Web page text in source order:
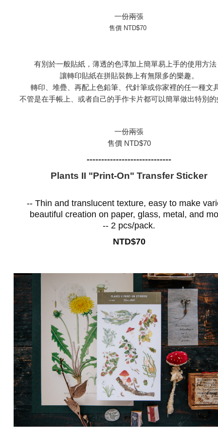
一份兩張
售價 NTD$70
有別於一般貼紙，薄透的色澤加上簡單易上手的使用方法
讓轉印貼紙在拼貼裝飾上有無限多的樂趣。
轉印、堆疊、再配上色鉛筆、代針筆或你家裡的任一種文
不管是在手帳上、或者自己的手作卡片都可以簡單做出特別
一份兩張
售價 NTD$70
-----------------------------
Plants II "Print-On" Transfer Sticker
-- Thin and translucent texture, easy to make
beautiful creation on paper, glass, metal, and
-- 2 pcs/pack.
NTD$70